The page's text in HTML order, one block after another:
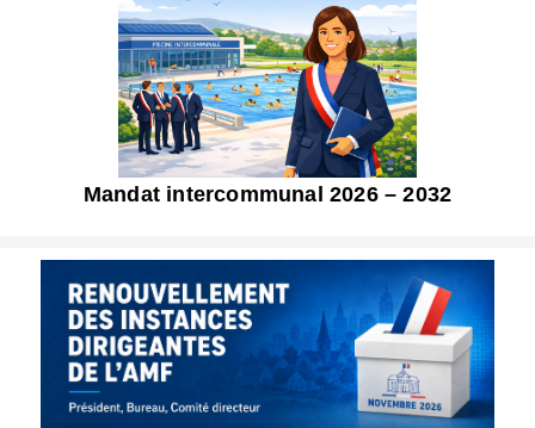
Mandat intercommunal 2026 – 2032